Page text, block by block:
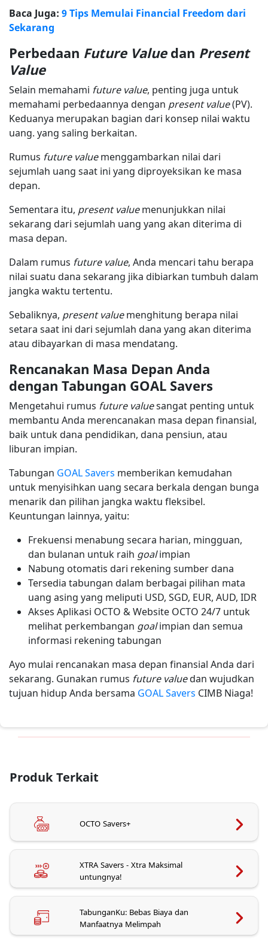
Baca Juga: 9 Tips Memulai Financial Freedom dari
Sekarang
Perbedaan Future Valuedan Present
Value
Selain memahami future value, penting juga untuk
memahami perbedaannya dengan present value(PV).
Keduanya merupakan bagian dari konsep nilai waktu
uang. yang saling berkaitan.
Rumus future valuemenggambarkan nilai dari
sejumlah uang saat ini yang diproyeksikan ke masa
depan.
Sementara itu, present valuemenunjukkan nilai
sekarang dari sejumlah uang yang akan diterima di
masa depan.
Dalam rumus future value, Anda mencari tahu berapa
nilai suatu dana sekarang jika dibiarkan tumbuh dalam
jangka waktu tertentu.
Sebaliknya, present valuemenghitung berapa nilai
setara saat ini dari sejumlah dana yang akan diterima
atau dibayarkan di masa mendatang.
Rencanakan Masa Depan Anda
dengan Tabungan GOAL Savers
Mengetahui rumus future valuesangat penting untuk
membantu Anda merencanakan masa depan finansial,
baik untuk dana pendidikan, dana pensiun, atau
liburan impian.
Tabungan GOAL Savers memberikan kemudahan
untuk menyisihkan uang secara berkala dengan bunga
menarik dan pilihan jangka waktu fleksibel.
Keuntungan lainnya, yaitu:
Frekuensi menabung secara harian, mingguan,
dan bulanan untuk raih goalimpian
Nabung otomatis dari rekening sumber dana
Tersedia tabungan dalam berbagai pilihan mata
uang asing yang meliputi USD, SGD, EUR, AUD, IDR
Akses Aplikasi OCTO & Website OCTO 24/7 untuk
melihat perkembangan goalimpian dan semua
informasi rekening tabungan
Ayo mulai rencanakan masa depan finansial Anda dari
sekarang. Gunakan rumus future valuedan wujudkan
tujuan hidup Anda bersama GOAL Savers CIMB Niaga!
Produk Terkait
OCTO Savers+
XTRA Savers - Xtra Maksimal
untungnya!
TabunganKu: Bebas Biaya dan
Manfaatnya Melimpah